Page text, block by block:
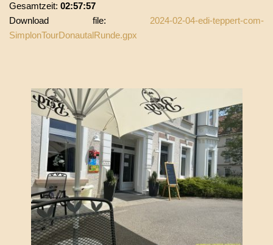
Gesamtzeit: 02:57:57
Download file: 2024-02-04-edi-teppert-com-
SimplonTourDonautalRunde.gpx